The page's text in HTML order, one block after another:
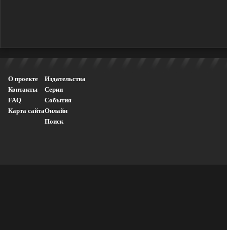
О проекте
Контакты
FAQ
Карта сайта
Издательства
Серии
События
Онлайн
Поиск